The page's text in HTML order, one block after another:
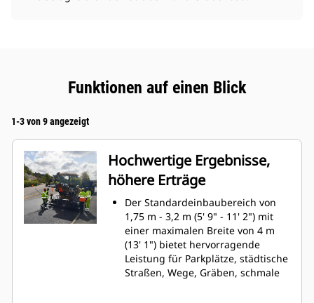
Funktionen auf einen Blick
1-3 von 9 angezeigt
Hochwertige Ergebnisse,
höhere Erträge
Der Standardeinbaubereich von
1,75 m - 3,2 m (5' 9" - 11' 2") mit
einer maximalen Breite von 4 m
(13' 1") bietet hervorragende
Leistung für Parkplätze, städtische
Straßen, Wege, Gräben, schmale